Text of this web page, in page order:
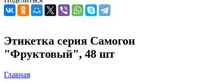
Этикетка серия Самогон
"Фруктовый", 48 шт
Главная